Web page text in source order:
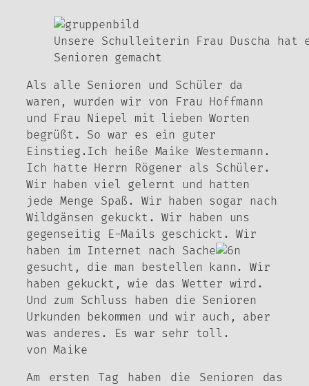
Unsere Schulleiterin Frau Duscha hat
Senioren gemacht
Als alle Senioren und Schüler da
waren, wurden wir von Frau Hoffmann
und Frau Niepel mit lieben Worten
begrüßt. So war es ein guter
Einstieg.Ich heiße Maike Westermann.
Ich hatte Herrn Rögener als Schüler.
Wir haben viel gelernt und hatten
jede Menge Spaß. Wir haben sogar nach
Wildgänsen gekuckt. Wir haben uns
gegenseitig E-Mails geschickt. Wir
haben im Internet nach Sache
n
gesucht, die man bestellen kann. Wir
haben gekuckt, wie das Wetter wird.
Und zum Schluss haben die Senioren
Urkunden bekommen und wir auch, aber
was anderes. Es war sehr toll.
von Maike
Am ersten Tag haben die Senioren das